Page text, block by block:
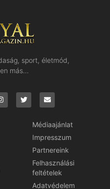
sport, életmód,
más…
Médiaajánlat
Impresszum
Partnereink
Felhasználási
feltételek
Adatvédelem